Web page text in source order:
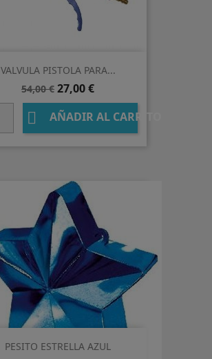
VALVULA PISTOLA PARA...
Precio
base
54,00 € Precio
27,00 €
 AÑADIR AL CARRITO
PESITO ESTRELLA AZUL